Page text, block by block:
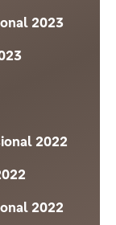
2023
2022
2022